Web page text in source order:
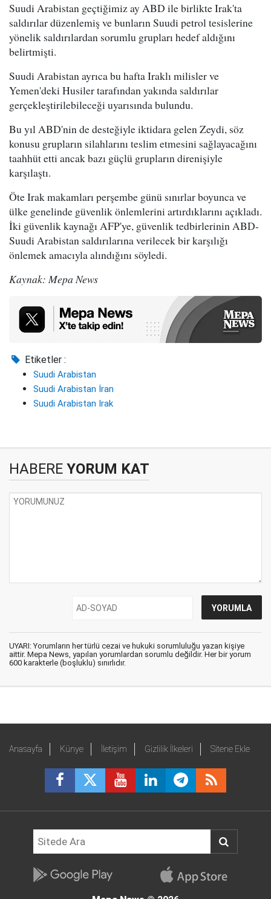
Suudi Arabistan geçtiğimiz ay ABD ile birlikte Irak'ta
saldırılar düzenlemiş ve bunların Suudi petrol tesislerine
yönelik saldırılardan sorumlu grupları hedef aldığını
belirtmişti.
Suudi Arabistan ayrıca bu hafta Iraklı milisler ve
Yemen'deki Husiler tarafından yakında saldırılar
gerçekleştirilebileceği uyarısında bulundu.
Bu yıl ABD'nin de desteğiyle iktidara gelen Zeydi, söz
konusu grupların silahlarını teslim etmesini sağlayacağını
taahhüt etti ancak bazı güçlü grupların direnişiyle
karşılaştı.
Öte Irak makamları perşembe günü sınırlar boyunca ve
ülke genelinde güvenlik önlemlerini artırdıklarını açıkladı.
İki güvenlik kaynağı AFP'ye, güvenlik tedbirlerinin ABD-
Suudi Arabistan saldırılarına verilecek bir karşılığı
önlemek amacıyla alındığını söyledi.
Kaynak: Mepa News
Etiketler :
Suudi Arabistan
Suudi Arabistan İran
Suudi Arabistan Irak
HABERE YORUM KAT
UYARI: Yorumların her türlü cezai ve hukuki sorumluluğu yazan kişiye
aittir. Mepa News, yapılan yorumlardan sorumlu değildir. Her bir yorum
600 karakterle (boşluklu) sınırlıdır.
Anasayfa Künye İletişim Gizlilik İlkeleri Sitene Ekle